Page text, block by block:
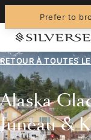
Prefer to
RETOUR À TOUTES
Alaska
Juneau &